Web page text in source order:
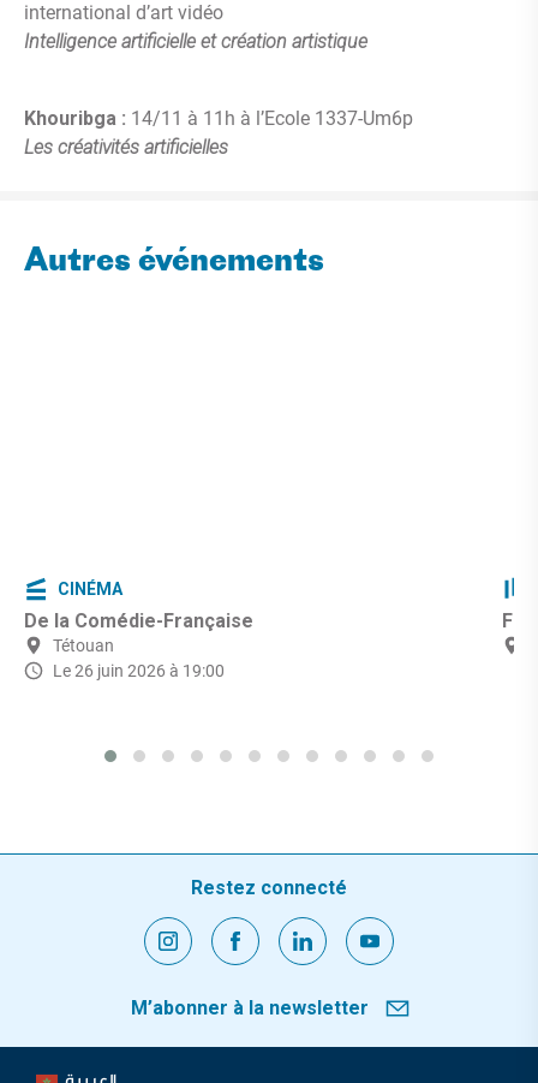
international d’art vidéo
Intelligence artificielle et création artistique
Khouribga : 14/11 à 11h à l’Ecole 1337-Um6p
Les créativités artificielles
Autres événements
CINÉMA
De la Comédie-Française
Tétouan
Le 26 juin 2026 à 19:00
Restez connecté
M’abonner à la newsletter